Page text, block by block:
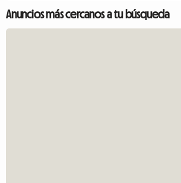
Anuncios más cercanos a tu búsqueda